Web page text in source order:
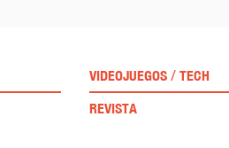
VIDEOJUEGOS / TECH
REVISTA